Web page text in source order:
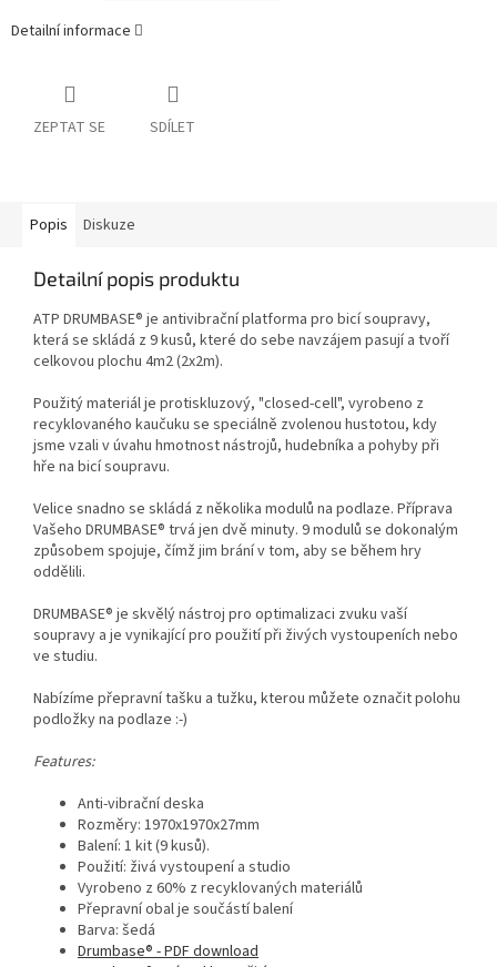
Detailní informace
ZEPTAT SE SDÍLET
Popis Diskuze
Detailní popis produktu
ATP DRUMBASE® je antivibrační platforma pro bicí soupravy,
která se skládá z 9 kusů, které do sebe navzájem pasují a tvoří
celkovou plochu 4m2 (2x2m).
Použitý materiál je protiskluzový, "closed-cell", vyrobeno z
recyklovaného kaučuku se speciálně zvolenou hustotou, kdy
jsme vzali v úvahu hmotnost nástrojů, hudebníka a pohyby při
hře na bicí soupravu.
Velice snadno se skládá z několika modulů na podlaze. Příprava
Vašeho DRUMBASE® trvá jen dvě minuty. 9 modulů se dokonalým
způsobem spojuje, čímž jim brání v tom, aby se během hry
oddělili.
DRUMBASE® je skvělý nástroj pro optimalizaci zvuku vaší
soupravy a je vynikající pro použití při živých vystoupeních nebo
ve studiu.
Nabízíme přepravní tašku a tužku, kterou můžete označit polohu
podložky na podlaze :-)
Features:
Anti-vibrační deska
Rozměry: 1970x1970x27mm
Balení: 1 kit (9 kusů).
Použití: živá vystoupení a studio
Vyrobeno z 60% z recyklovaných materiálů
Přepravní obal je součástí balení
Barva: šedá
Drumbase® - PDF download